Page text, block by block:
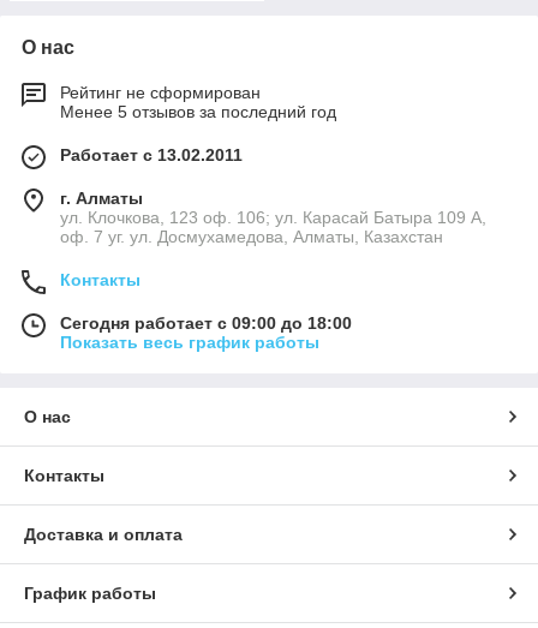
О нас
Рейтинг не сформирован
Менее 5 отзывов за последний год
Работает с 13.02.2011
г. Алматы
ул. Клочкова, 123 оф. 106; ул. Карасай Батыра 109 А,
оф. 7 уг. ул. Досмухамедова, Алматы, Казахстан
Контакты
Сегодня работает с 09:00 до 18:00
Показать весь график работы
О нас
Контакты
Доставка и оплата
График работы